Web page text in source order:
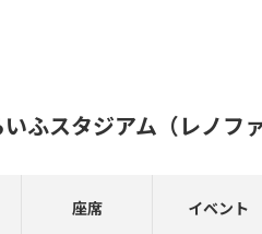
ふスタジアム （レノフ
座席 イベント